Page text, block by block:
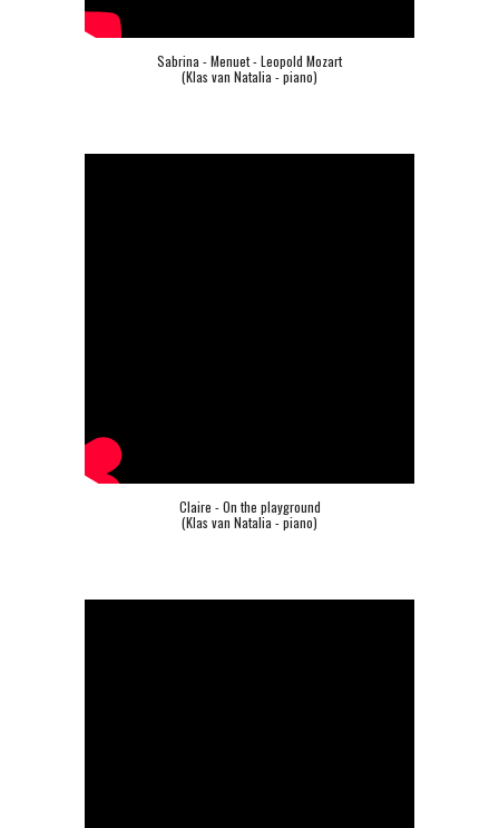
Sabrina - Menuet - Leopold Mozart
(Klas van Natalia - piano)
Claire - On the playground
(Klas van Natalia - piano)